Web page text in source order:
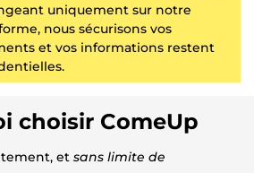
uniquement sur notre
nous sécurisons vos
et vos informations restent
choisir ComeUp
et sans limite de